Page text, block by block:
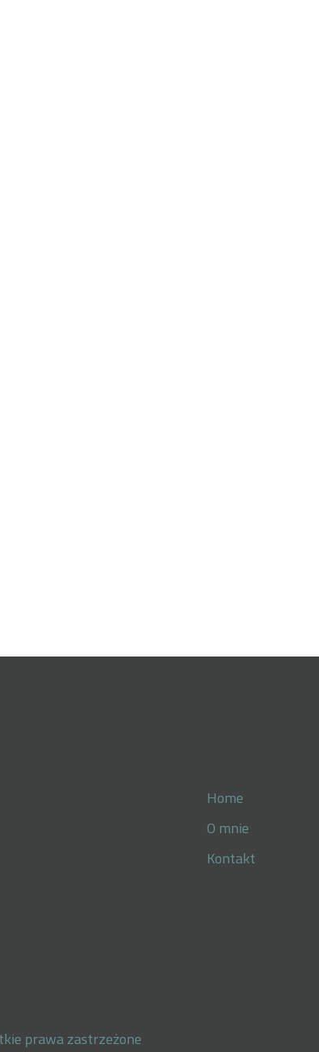
Home
O mnie
Kontakt
prawa zastrzeżone